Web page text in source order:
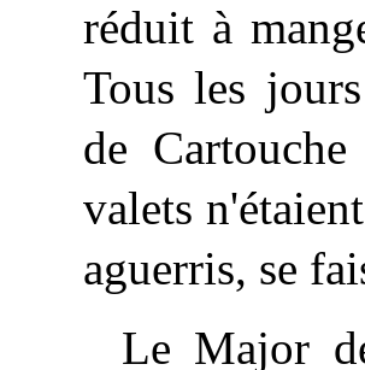
réduit à
Tous les
de
valets
aguerris, se
Le Major